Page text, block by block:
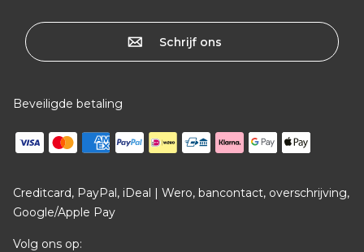
Schrijf ons
Beveiligde betaling
Creditcard, PayPal, iDeal | Wero, bancontact, overschrijving,
Google/Apple Pay
Volg ons op: